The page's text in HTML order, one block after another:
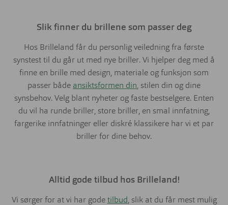
Slik finner du brillene som passer deg
Hos Brilleland får du personlig veiledning fra første
synstest til du går ut med nye briller. Vi hjelper deg med å
finne en brille med design, materiale og funksjon som
passer både ansiktsformen din, stilen din og dine
synsbehov. Velg blant nyheter og faste bestselgere. Enten
du vil ha runde briller, store briller, en smal innfatning,
fargerike innfatninger eller diskré klassikere har vi et par
briller for dine behov.
Alltid gode tilbud hos Brilleland!
Vi sørger for at vi har gode tilbud, slik at du får mest mulig